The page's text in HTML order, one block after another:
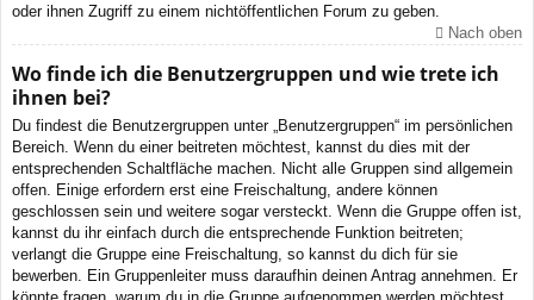
oder ihnen Zugriff zu einem nichtöffentlichen Forum zu geben.
Nach oben
Wo finde ich die Benutzergruppen und wie trete ich
ihnen bei?
Du findest die Benutzergruppen unter „Benutzergruppen“ im persönlichen
Bereich. Wenn du einer beitreten möchtest, kannst du dies mit der
entsprechenden Schaltfläche machen. Nicht alle Gruppen sind allgemein
offen. Einige erfordern erst eine Freischaltung, andere können
geschlossen sein und weitere sogar versteckt. Wenn die Gruppe offen ist,
kannst du ihr einfach durch die entsprechende Funktion beitreten;
verlangt die Gruppe eine Freischaltung, so kannst du dich für sie
bewerben. Ein Gruppenleiter muss daraufhin deinen Antrag annehmen. Er